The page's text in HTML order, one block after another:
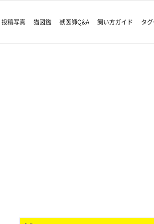
投稿写真 猫図鑑 獣医師Q&A 飼い方ガイド タ